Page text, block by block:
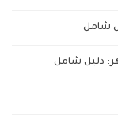
شامل
دليل شامل